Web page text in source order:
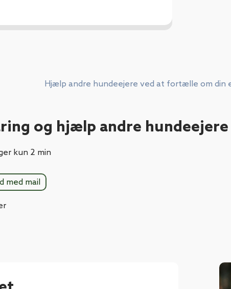
Hjælp andre hundeejere ved at fortælle om din
og hjælp andre hundeejere
kun 2 min
med mail